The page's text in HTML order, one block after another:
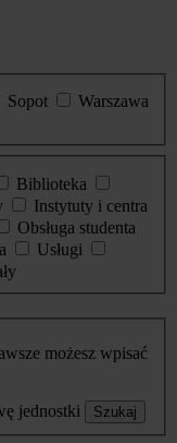
Sopot
Warszawa
Biblioteka
Instytuty i centra
Obsługa studenta
Usługi
możesz wpisać
jednostki Szukaj